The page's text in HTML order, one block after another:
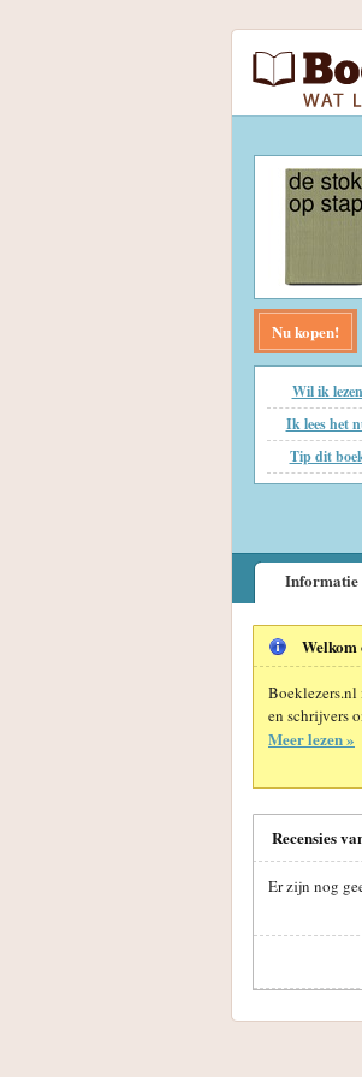
Nu kopen!
Wil ik lezen
Ik lees het
Tip dit
Informatie
Welkom
Boeklezers.nl
en schrijvers
Meer lezen »
Recensies
Er zijn nog